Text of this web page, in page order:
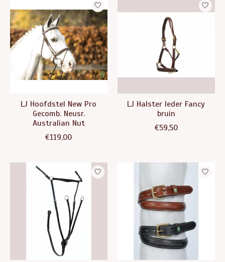
LJ Hoofdstel New Pro
Gecomb. Neusr.
Australian Nut
€119,00
LJ Halster leder Fancy
bruin
€59,50